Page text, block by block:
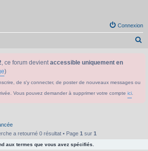
Connexion
, ce forum devientaccessible uniquement en
)
de s'y connecter, de poster de nouveaux messages ou
Vous pouvez demander à supprimer votre compte ici
a retourné 0 résultat • Page 1 sur 1
aux termes que vous avez spécifiés.